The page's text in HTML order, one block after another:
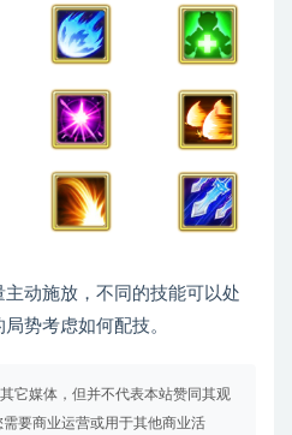
动施放，不同的技能可以处
势考虑如何配技。
它媒体，但并不代表本站赞同其观
要商业运营或用于其他商业活